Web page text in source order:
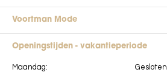
Voortman Mode
Openingstijden - vakantieperiode
Maandag:
Gesloten